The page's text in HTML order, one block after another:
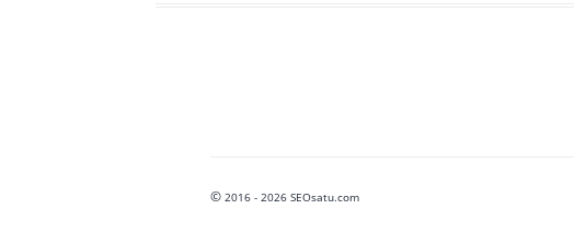
© 2016 - 2026 SEOsatu.com